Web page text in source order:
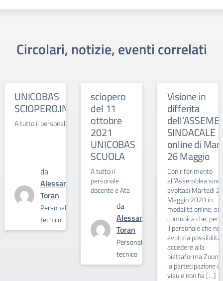
Circolari, notizie, eventi correlati
UNICOBAS
SCIOPERO.INTERA.GIORNATA.6.MAGGIO.2022
A tutto il personale scolastico
da
Alessandro
Toran
Personale
tecnico
sciopero
del 11
ottobre
2021
UNICOBAS
SCUOLA
A tutto il
personale
docente e Ata
da
Alessandro
Toran
Personale
tecnico
Visione in
differita
SINDACALE
online di
26 Maggio
Con riferimento
all’Assemblea
svoltasi Martedì
Maggio 2020 in
modalità online, si
comunica che, per
il personale che
avuto la possibilità
accedere alla
piattaforma Zoom
la partecipazione
visu e non ha […]